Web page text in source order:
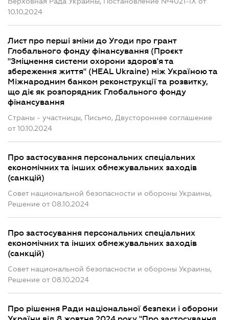
10.10.2024
Лист про перші зміни до Угоди про грант
Глобального фонду фінансування (Проєкт
"Зміцнення системи охорони здоров'я та
збереження життя" (HEAL Ukraine) між Україною та
Міжнародним банком реконструкції та розвитку,
що діє як розпорядник Глобального фонду
фінансування
Страны - участницы, Письмо, Двустороннее соглашение
от 10.10.2024
Про застосування персональних спеціальних
економічних та інших обмежувальних заходів
(санкцій)
Совет национальной безопасности и обороны Украины,
Решение от 08.10.2024
Про застосування персональних спеціальних
економічних та інших обмежувальних заходів
(санкцій)
Совет национальной безопасности и обороны Украины,
Решение от 08.10.2024
Про рішення Ради національної безпеки і оборони